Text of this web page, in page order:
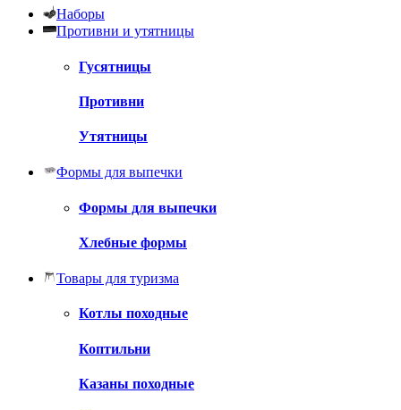
Наборы
Противни и утятницы
Гусятницы
Противни
Утятницы
Формы для выпечки
Формы для выпечки
Хлебные формы
Товары для туризма
Котлы походные
Коптильни
Казаны походные